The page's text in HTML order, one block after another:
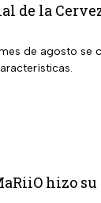
de la
de agosto se
hizo